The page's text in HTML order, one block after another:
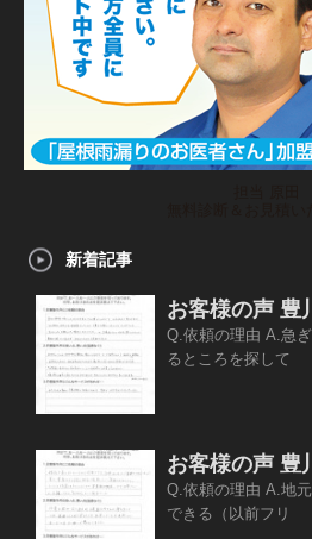
新着記事
お客様の声 豊
Q.依頼の理由 A.急
るところを探して
お客様の声 豊
Q.依頼の理由 A.地
できる（以前フリ